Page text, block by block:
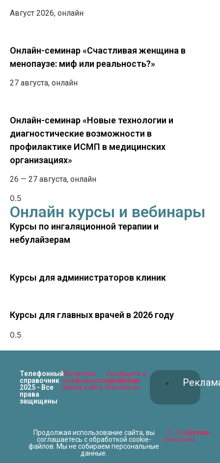
Август 2026, онлайн
Онлайн-семинар «Счастливая женщина в
менопаузе: миф или реальность?»
27 августа, онлайн
Онлайн-семинар «Новые технологии и
диагностические возможности в
профилактике ИСМП в медицинских
организациях»
26 — 27 августа, онлайн
Онлайн курсы и вебинары
Курсы по ингаляционной терапии и
небулайзерам
Курсы для администраторов клиник
Курсы для главных врачей в 2026 году
Телефонный
справочник
2025 - Все
права
защищены
Политика
конфиденциальности
Карта сайта
Сообщить о
проблеме
Контакты
Продолжая использование сайта, вы
соглашаетесь с обработкой cookie-
файлов. Мы не собираем персональные
данные.
О
компании
Вакансии
Статьи